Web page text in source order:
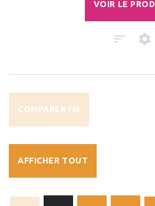
VOIR LE
COMPARER (0)
AFFICHER TOUT